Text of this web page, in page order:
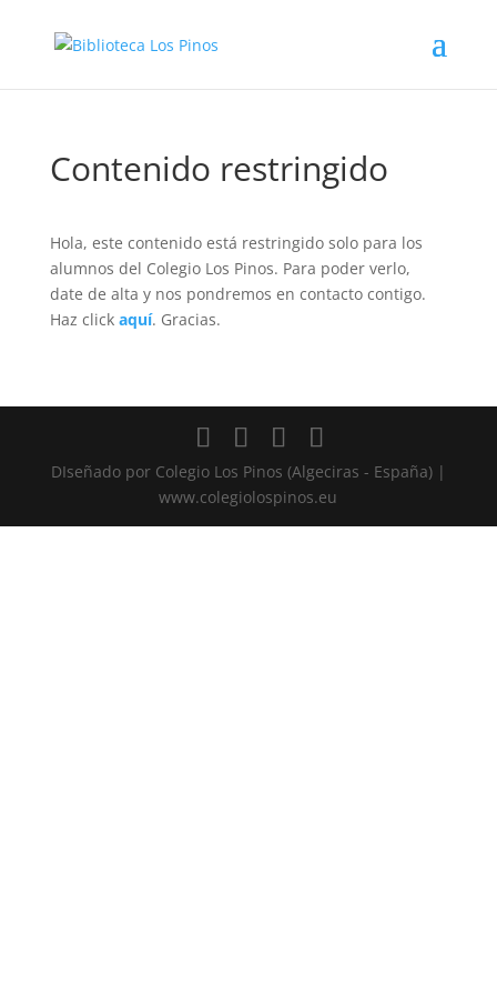
Contenido restringido
Hola, este contenido está restringido solo para los
alumnos del Colegio Los Pinos. Para poder verlo,
date de alta y nos pondremos en contacto contigo.
Haz click aquí. Gracias.
DIseñado por Colegio Los Pinos (Algeciras - España) |
www.colegiolospinos.eu